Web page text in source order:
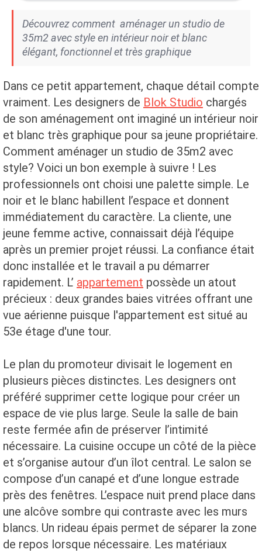
Découvrez comment aménager un studio de
35m2 avec style en intérieur noir et blanc
élégant, fonctionnel et très graphique
Dans ce petit appartement, chaque détail compte
vraiment. Les designers de Blok Studio chargés
de son aménagement ont imaginé un intérieur noir
et blanc très graphique pour sa jeune propriétaire.
Comment aménager un studio de 35m2 avec
style? Voici un bon exemple à suivre ! Les
professionnels ont choisi une palette simple. Le
noir et le blanc habillent l’espace et donnent
immédiatement du caractère. La cliente, une
jeune femme active, connaissait déjà l’équipe
après un premier projet réussi. La confiance était
donc installée et le travail a pu démarrer
rapidement. L’ appartement possède un atout
précieux : deux grandes baies vitrées offrant une
vue aérienne puisque l'appartement est situé au
53e étage d'une tour.
Le plan du promoteur divisait le logement en
plusieurs pièces distinctes. Les designers ont
préféré supprimer cette logique pour créer un
espace de vie plus large. Seule la salle de bain
reste fermée afin de préserver l’intimité
nécessaire. La cuisine occupe un côté de la pièce
et s’organise autour d’un îlot central. Le salon se
compose d’un canapé et d’une longue estrade
près des fenêtres. L’espace nuit prend place dans
une alcôve sombre qui contraste avec les murs
blancs. Un rideau épais permet de séparer la zone
de repos lorsque nécessaire. Les matériaux